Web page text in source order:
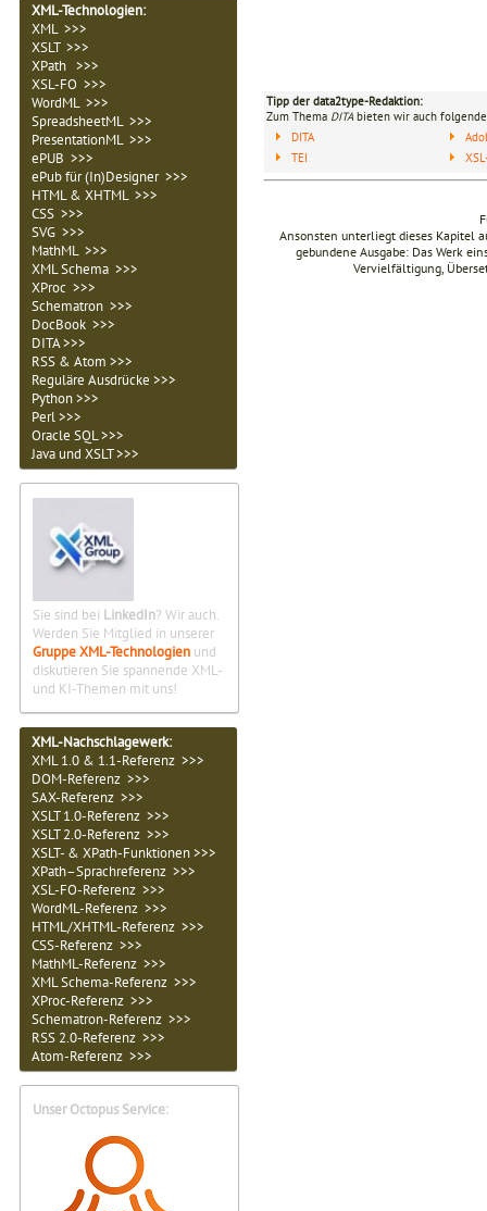
XML-Technologien:
XML >>>
XSLT >>>
XPath >>>
XSL-FO >>>
WordML >>>
SpreadsheetML >>>
PresentationML >>>
ePUB >>>
ePub für (In)Designer >>>
HTML & XHTML >>>
CSS >>>
SVG >>>
MathML >>>
XML Schema >>>
XProc >>>
Schematron >>>
DocBook >>>
DITA >>>
RSS & Atom >>>
Reguläre Ausdrücke >>>
Python >>>
Perl >>>
Oracle SQL >>>
Java und XSLT >>>
Sie sind bei LinkedIn? Wir auch.
Werden Sie Mitglied in unserer
Gruppe XML-Technologien und
diskutieren Sie spannende XML-
und KI-Themen mit uns!
XML-Nachschlagewerk:
XML 1.0 & 1.1-Referenz >>>
DOM-Referenz >>>
SAX-Referenz >>>
XSLT 1.0-Referenz >>>
XSLT 2.0-Referenz >>>
XSLT- & XPath-Funktionen >>>
XPath–Sprachreferenz >>>
XSL-FO-Referenz >>>
WordML-Referenz >>>
HTML/XHTML-Referenz >>>
CSS-Referenz >>>
MathML-Referenz >>>
XML Schema-Referenz >>>
XProc-Referenz >>>
Schematron-Referenz >>>
RSS 2.0-Referenz >>>
Atom-Referenz >>>
Unser Octopus Service:
Tipp der data2type-Redaktion:
Zum Thema DITA bieten wir auch
DITA
TEI
Ansonsten unterliegt dieses Kapitel
gebundene Ausgabe: Das Werk
Vervielfältigung,